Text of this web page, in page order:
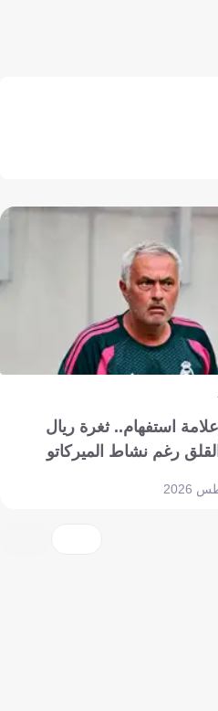
استفهام.. ثغرة ريال
رغم نشاط الميركاتو